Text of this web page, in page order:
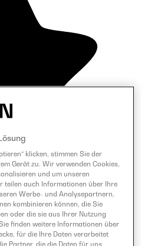
klicken, stimmen Sie der
Gerät zu. Wir verwenden Cookies,
und um unseren
teilen auch Informationen über Ihre
Werbe- und Analysepartnern,
kombinieren können, die Sie
oder die sie aus Ihrer Nutzung
finden weitere Informationen über
für die Ihre Daten verarbeitet
Partner, die die Daten für uns